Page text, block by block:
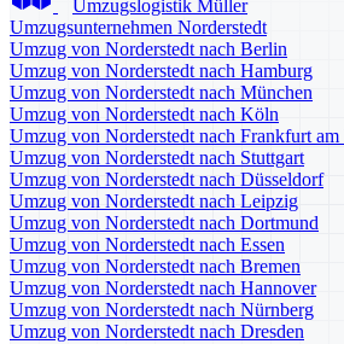
Umzugslogistik Müller
Umzugsunternehmen Norderstedt
Umzug von Norderstedt nach Berlin
Umzug von Norderstedt nach Hamburg
Umzug von Norderstedt nach München
Umzug von Norderstedt nach Köln
Umzug von Norderstedt nach Frankfurt am
Umzug von Norderstedt nach Stuttgart
Umzug von Norderstedt nach Düsseldorf
Umzug von Norderstedt nach Leipzig
Umzug von Norderstedt nach Dortmund
Umzug von Norderstedt nach Essen
Umzug von Norderstedt nach Bremen
Umzug von Norderstedt nach Hannover
Umzug von Norderstedt nach Nürnberg
Umzug von Norderstedt nach Dresden